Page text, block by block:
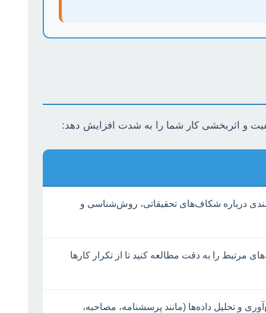
و اثربخشی کار شما را به شدت افزایش دهد:
درباره شکاف‌های تحقیقاتی، روش‌شناسی و
مرتبط را به دقت مطالعه کنید تا از تکرار کارها
و تحلیل داده‌ها (مانند پرسشنامه، مصاحبه،